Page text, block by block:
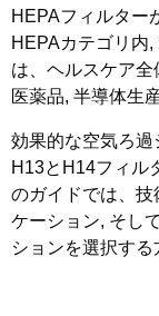
HEPAフィルター
HEPAカテゴリ内,
は、ヘルスケア
医薬品, 半導体生
効果的な空気ろ過
H13とH14フィル
のガイドでは、技
ケーション, そし
ションを選択する